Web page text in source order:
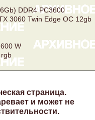
DDR4PC3600
3060 Twin Edge OC 12gb
W
страница.
и может не